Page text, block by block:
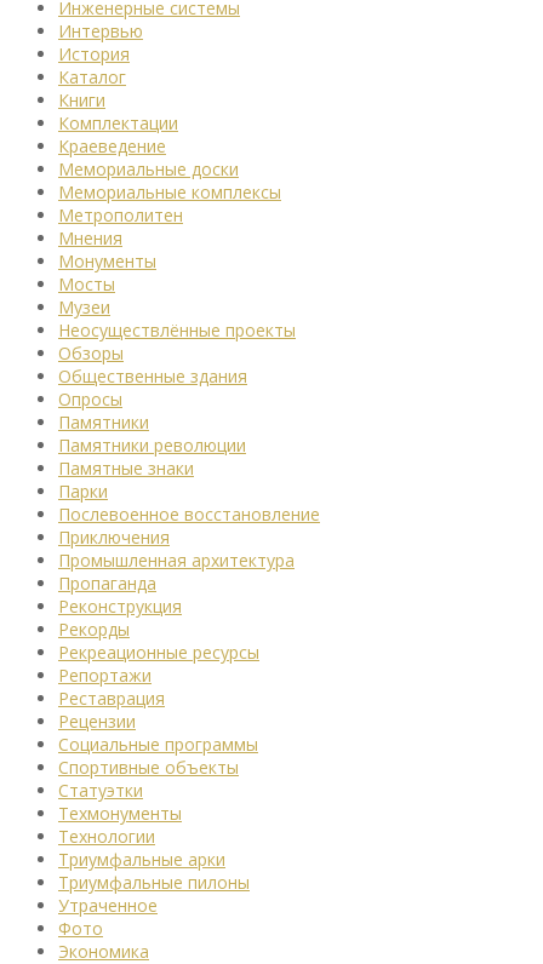
Инженерные системы
Интервью
История
Каталог
Книги
Комплектации
Краеведение
Мемориальные доски
Мемориальные комплексы
Метрополитен
Мнения
Монументы
Мосты
Музеи
Неосуществлённые проекты
Обзоры
Общественные здания
Опросы
Памятники
Памятники революции
Памятные знаки
Парки
Послевоенное восстановление
Приключения
Промышленная архитектура
Пропаганда
Реконструкция
Рекорды
Рекреационные ресурсы
Репортажи
Реставрация
Рецензии
Социальные программы
Спортивные объекты
Статуэтки
Техмонументы
Технологии
Триумфальные арки
Триумфальные пилоны
Утраченное
Фото
Экономика